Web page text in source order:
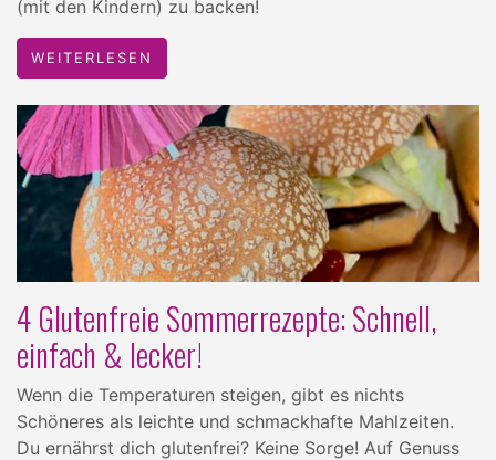
(mit den Kindern) zu backen!
WEITERLESEN
4 Glutenfreie Sommerrezepte: Schnell,
einfach & lecker!
Wenn die Temperaturen steigen, gibt es nichts
Schöneres als leichte und schmackhafte Mahlzeiten.
Du ernährst dich glutenfrei? Keine Sorge! Auf Genuss